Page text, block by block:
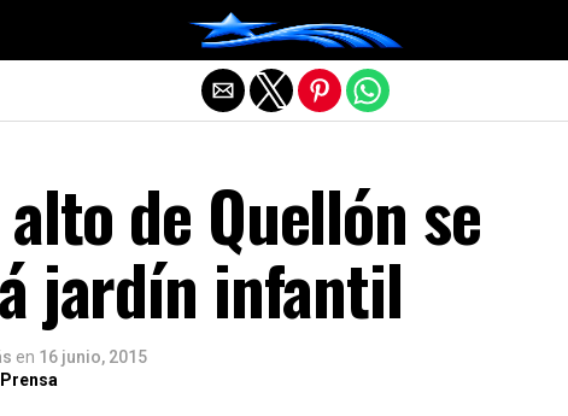
de Quellón se
jardín infantil
en 16 junio, 2015
Salir de la versión móvil